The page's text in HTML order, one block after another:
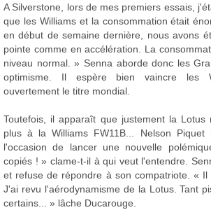
A Silverstone, lors de mes premiers essais,
que les Williams et la consommation était
en début de semaine dernière, nous avons
pointe comme en accélération. La
niveau normal. » Senna aborde donc les
optimisme. Il espère bien vaincre les
ouvertement le titre mondial.
Toutefois, il apparaît que justement la Lotus
plus à la Williams FW11B... Nelson
l'occasion de lancer une nouvelle
copiés ! » clame-t-il à qui veut l'entendre.
et refuse de répondre à son compatriote. «
J'ai revu l'aérodynamisme de la Lotus. Tant
certains... » lâche Ducarouge.